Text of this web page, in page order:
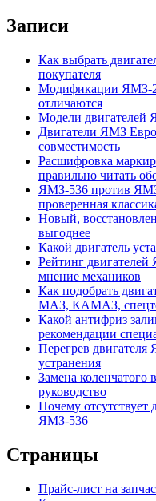
Записи
Как выбрать
покупателя
Модификации
отличаются
Модели двигателей
Двигатели ЯМЗ
совместимость
Расшифровка
правильно читать
ЯМЗ-536 против
проверенная
Новый,
выгоднее
Какой двигатель
Рейтинг
мнение механиков
Как подобрать
МАЗ, КАМАЗ,
Какой антифриз
рекомендации
Перегрев
устранения
Замена
руководство
Почему отсутствует
ЯМЗ-536
Страницы
Прайс-лист на